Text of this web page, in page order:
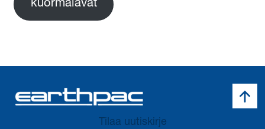
kuormalavat
Tilaa uutiskirje